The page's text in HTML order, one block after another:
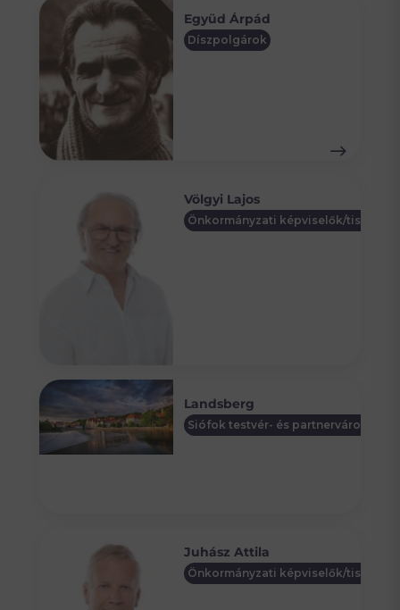
Együd Árpád
Díszpolgárok
Völgyi Lajos
Önkormányzati képviselők/
Landsberg
Siófok testvér- és partnervárosai
Juhász Attila
Önkormányzati képviselők/